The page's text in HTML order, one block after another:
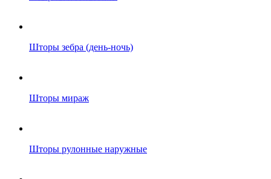
Шторы зебра (день-ночь)
Шторы мираж
Шторы рулонные наружные